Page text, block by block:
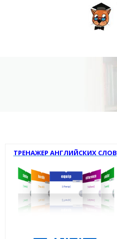
ТРЕНАЖЕР АНГЛИЙСКИХ СЛОВ